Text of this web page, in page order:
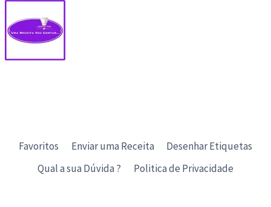
Favoritos Enviar uma Receita
Desenhar Etiquetas
Qual a sua Dúvida ?
Politica de Privacidade